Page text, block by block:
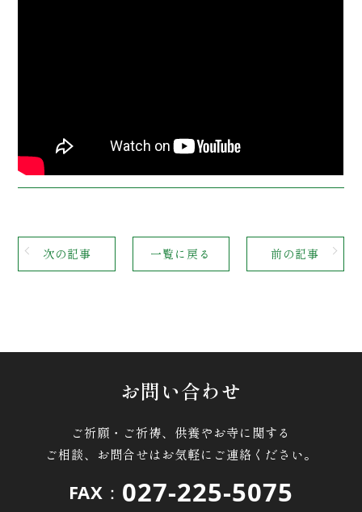
次の記事 一覧に戻る 前の記事
お問い合わせ
ご祈願・ご祈祷、供養やお寺に関する
ご相談、お問合せはお気軽にご連絡ください。
FAX： 027-225-5075